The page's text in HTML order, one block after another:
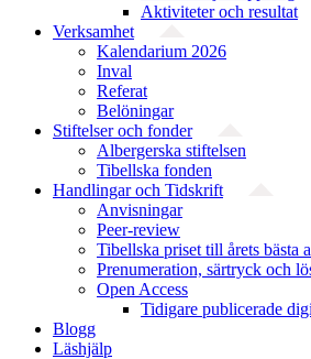
Aktiviteter och resultat
Verksamhet
Kalendarium 2026
Inval
Referat
Belöningar
Stiftelser och fonder
Albergerska stiftelsen
Tibellska fonden
Handlingar och Tidskrift
Anvisningar
Peer-review
Tibellska priset till årets bästa
Prenumeration, särtryck och
Open Access
Tidigare publicerade
Blogg
Läshjälp